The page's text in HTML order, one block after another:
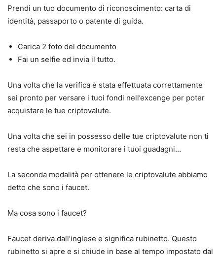
Prendi un tuo documento di riconoscimento: carta di
identità, passaporto o patente di guida.
Carica 2 foto del documento
Fai un selfie ed invia il tutto.
Una volta che la verifica è stata effettuata correttamente
sei pronto per versare i tuoi fondi nell’excenge per poter
acquistare le tue criptovalute.
Una volta che sei in possesso delle tue criptovalute non ti
resta che aspettare e monitorare i tuoi guadagni…
La seconda modalità per ottenere le criptovalute abbiamo
detto che sono i faucet.
Ma cosa sono i faucet?
Faucet deriva dall’inglese e significa rubinetto. Questo
rubinetto si apre e si chiude in base al tempo impostato dal